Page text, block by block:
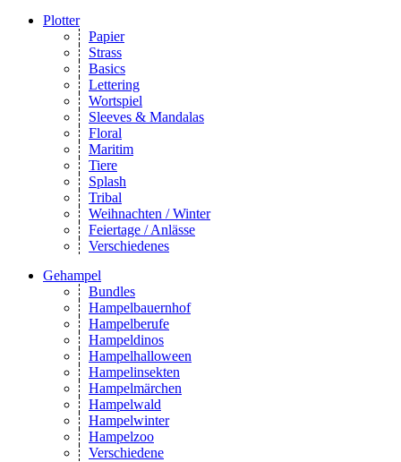
Plotter
Papier
Strass
Basics
Lettering
Wortspiel
Sleeves & Mandalas
Floral
Maritim
Tiere
Splash
Tribal
Weihnachten / Winter
Feiertage / Anlässe
Verschiedenes
Gehampel
Bundles
Hampelbauernhof
Hampelberufe
Hampeldinos
Hampelhalloween
Hampelinsekten
Hampelmärchen
Hampelwald
Hampelwinter
Hampelzoo
Verschiedene